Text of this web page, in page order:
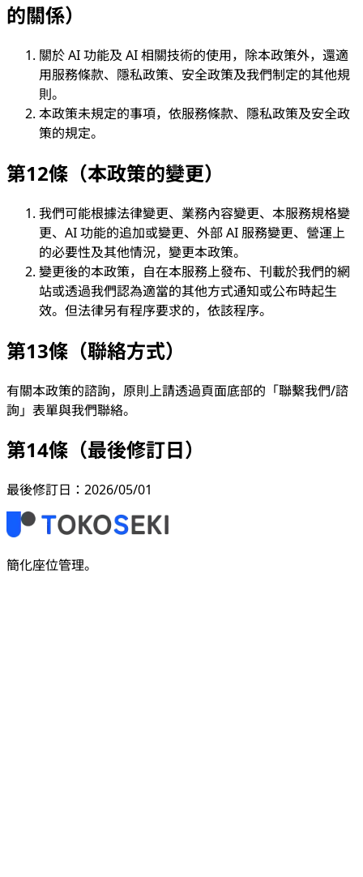
的關係）
關於 AI 功能及 AI 相關技術的使用，除本政策外，還適
用服務條款、隱私政策、安全政策及我們制定的其他規
則。
本政策未規定的事項，依服務條款、隱私政策及安全政
策的規定。
第12條（本政策的變更）
我們可能根據法律變更、業務內容變更、本服務規格變
更、AI 功能的追加或變更、外部 AI 服務變更、營運上
的必要性及其他情況，變更本政策。
變更後的本政策，自在本服務上發布、刊載於我們的網
站或透過我們認為適當的其他方式通知或公布時起生
效。但法律另有程序要求的，依該程序。
第13條（聯絡方式）
有關本政策的諮詢，原則上請透過頁面底部的「聯繫我們/諮
詢」表單與我們聯絡。
第14條（最後修訂日）
最後修訂日：2026/05/01
簡化座位管理。